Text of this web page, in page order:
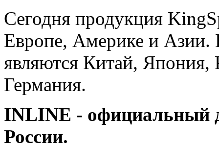
Сегодня продукция
Европе, Америке и
являются Китай, Япония,
Германия.
INLINE - официальный
России.